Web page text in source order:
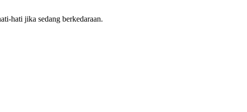
hati jika sedang berkedaraan.